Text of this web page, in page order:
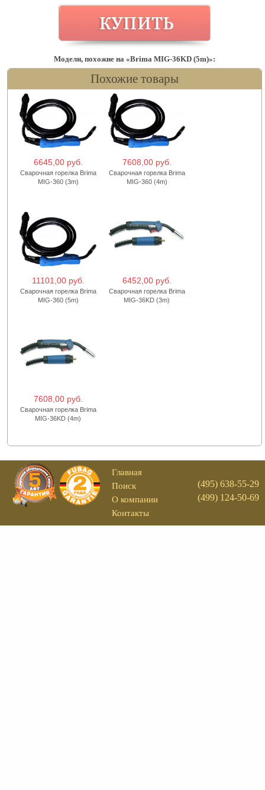
Модели, похожие на «Brima MIG-36KD (5m)»:
Похожие товары
6645,00 руб.
Сварочная горелка Brima
MIG-360 (3m)
7608,00 руб.
Сварочная горелка Brima
MIG-360 (4m)
11101,00 руб.
Сварочная горелка Brima
MIG-360 (5m)
6452,00 руб.
Сварочная горелка Brima
MIG-36KD (3m)
7608,00 руб.
Сварочная горелка Brima
MIG-36KD (4m)
Главная
Поиск
О компании
Контакты
(495) 638-55-29
(499) 124-50-69